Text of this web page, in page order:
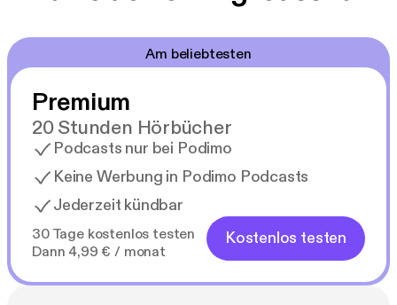
Am beliebtesten
Premium
20 Stunden Hörbücher
Podcasts nur bei Podimo
Keine Werbung in Podimo Podcasts
Jederzeit kündbar
30 Tage kostenlos testen
Dann 4,99 € / monat
Kostenlos testen